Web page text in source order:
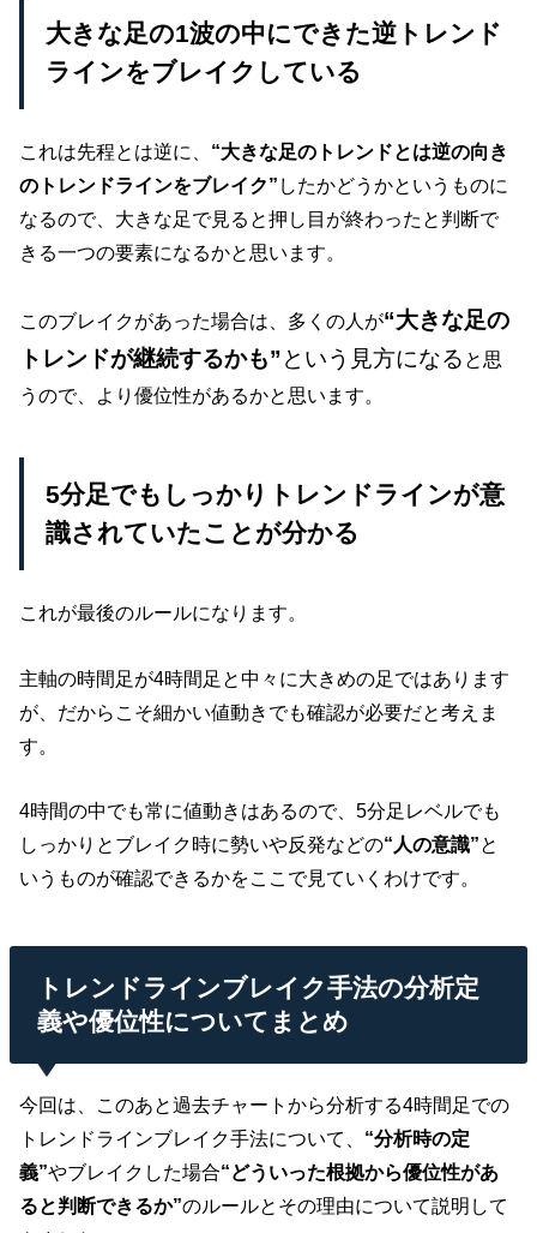
大きな足の1波の中にできた逆トレンド
ラインをブレイクしている
これは先程とは逆に、 “大きな足のトレンドとは逆の向き
のトレンドラインをブレイク” したかどうかというものに
なるので、大きな足で見ると押し目が終わったと判断で
きる一つの要素になるかと思います。
このブレイクがあった場合は、多くの人が“大きな足の
トレンドが継続するかも”という見方になる と思
うので、より優位性があるかと思います。
5分足でもしっかりトレンドラインが意
識されていたことが分かる
これが最後のルールになります。
主軸の時間足が4時間足と中々に大きめの足ではあります
が、だからこそ細かい値動きでも確認が必要だと考えま
す。
4時間の中でも常に値動きはあるので、5分足レベルでも
しっかりとブレイク時に勢いや反発などの“人の意識”と
いうものが確認できるかをここで見ていくわけです。
トレンドラインブレイク手法の分析定
義や優位性についてまとめ
今回は、このあと過去チャートから分析する4時間足での
トレンドラインブレイク手法について、 “分析時の定
義”やブレイクした場合“どういった根拠から優位性があ
ると判断できるか”のルールとその理由について説明して